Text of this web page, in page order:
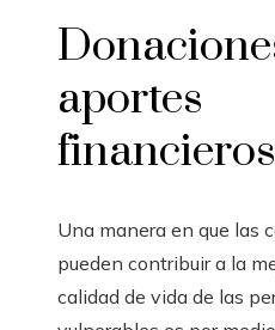
aportes
financieros
Una manera en que las
pueden contribuir a la
calidad de vida de las